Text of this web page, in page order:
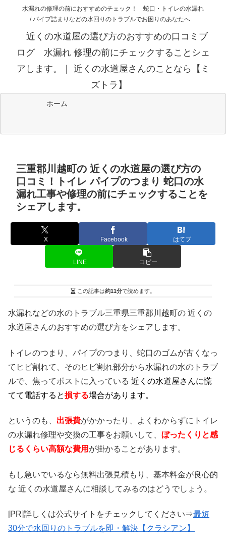
水漏れの修理の前におすすめのチェック！ 蛇口・トイレの水漏れ
/ パイプ詰まりなどの水回りのトラブルでお困りのあなたへ
近くの水道屋の選び方のおすすめの口コミブ
ログ 水漏れ 修理の前にチェックすることシェ
アします。｜ 近くの水道屋さんのことなら【ミ
ズトラ】
ホーム
三重郡川越町の 近くの水道屋の選び方の
口コミ！トイレ パイプのつまり 蛇口の水
漏れ工事や修理の前にチェックすることを
シェアします。
X Facebook はてブ
LINE コピー
この記事は約11分で読めます。
水漏れなどの水のトラブル三重県三重郡川越町の 近くの
水道屋さんのおすすめの選び方をシェアします。
トイレのつまり、パイプのつまり、蛇口のゴムが古くなっ
てヒビ割れて、そのヒビ割れ部分から水漏れの水のトラブ
ルで、焦ってポストに入っている 近くの水道屋さんに慌
てて電話すると損する場合があります。
というのも、 出張費がかかったり、よくわからずにトイレ
の水漏れ修理や交換の工事をお願いして、 ぼったくりと感
じるくらい高額な費用 が掛かることがあります。
もし急いでいるなら無料出張見積もり、基本料金が良心的
な 近くの水道屋さんに相談してみるのはどうでしょう。
[PR]詳しくは公式サイトをチェックしてください⇒最短
30分で水回りのトラブルを即・解決【クラシアン】